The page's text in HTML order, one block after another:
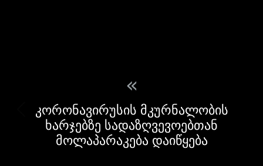
«
კორონავირუსის მკურნალობის
ხარჯებზე სადაზღვევოებთან
მოლაპარაკება დაიწყება